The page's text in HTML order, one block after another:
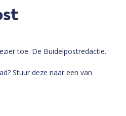
toe. De Buidelpostredactie.
Stuur deze naar een van